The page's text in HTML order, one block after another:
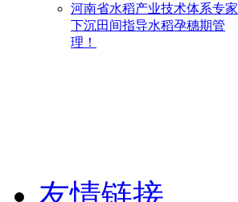
河南省水稻产业技术体系专家
下沉田间指导水稻孕穗期管
理！